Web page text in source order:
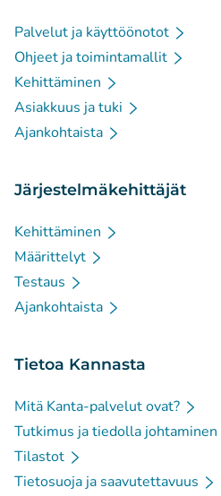
Palvelut ja käyttöönotot
Ohjeet ja toimintamallit
Kehittäminen
Asiakkuus ja tuki
Ajankohtaista
Järjestelmäkehittäjät
Kehittäminen
Määrittelyt
Testaus
Ajankohtaista
Tietoa Kannasta
Mitä Kanta-palvelut ovat?
Tutkimus ja tiedolla johtaminen
Tilastot
Tietosuoja ja saavutettavuus